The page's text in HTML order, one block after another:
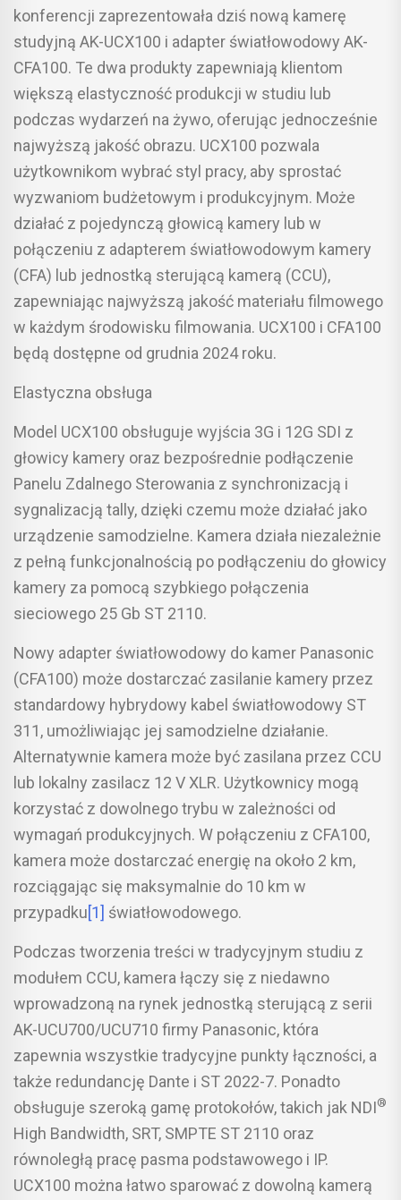
konferencji zaprezentowała dziś nową kamerę
studyjną AK-UCX100 i adapter światłowodowy AK-
CFA100. Te dwa produkty zapewniają klientom
większą elastyczność produkcji w studiu lub
podczas wydarzeń na żywo, oferując jednocześnie
najwyższą jakość obrazu. UCX100 pozwala
użytkownikom wybrać styl pracy, aby sprostać
wyzwaniom budżetowym i produkcyjnym. Może
działać z pojedynczą głowicą kamery lub w
połączeniu z adapterem światłowodowym kamery
(CFA) lub jednostką sterującą kamerą (CCU),
zapewniając najwyższą jakość materiału filmowego
w każdym środowisku filmowania. UCX100 i CFA100
będą dostępne od grudnia 2024 roku.
Elastyczna obsługa
Model UCX100 obsługuje wyjścia 3G i 12G SDI z
głowicy kamery oraz bezpośrednie podłączenie
Panelu Zdalnego Sterowania z synchronizacją i
sygnalizacją tally, dzięki czemu może działać jako
urządzenie samodzielne. Kamera działa niezależnie
z pełną funkcjonalnością po podłączeniu do głowicy
kamery za pomocą szybkiego połączenia
sieciowego 25 Gb ST 2110.
Nowy adapter światłowodowy do kamer Panasonic
(CFA100) może dostarczać zasilanie kamery przez
standardowy hybrydowy kabel światłowodowy ST
311, umożliwiając jej samodzielne działanie.
Alternatywnie kamera może być zasilana przez CCU
lub lokalny zasilacz 12 V XLR. Użytkownicy mogą
korzystać z dowolnego trybu w zależności od
wymagań produkcyjnych. W połączeniu z CFA100,
kamera może dostarczać energię na około 2 km,
rozciągając się maksymalnie do 10 km w
przypadku[1] światłowodowego.
Podczas tworzenia treści w tradycyjnym studiu z
modułem CCU, kamera łączy się z niedawno
wprowadzoną na rynek jednostką sterującą z serii
AK-UCU700/UCU710 firmy Panasonic, która
zapewnia wszystkie tradycyjne punkty łączności, a
także redundancję Dante i ST 2022-7. Ponadto
obsługuje szeroką gamę protokołów, takich jak NDI®
High Bandwidth, SRT, SMPTE ST 2110 oraz
równoległą pracę pasma podstawowego i IP.
UCX100 można łatwo sparować z dowolną kamerą